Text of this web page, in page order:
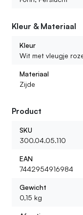
Kleur & Materiaal
Kleur
Wit met vleugje
Materiaal
Zijde
Product
SKU
300.04.05.110
EAN
7442954916984
Gewicht
0,15 kg